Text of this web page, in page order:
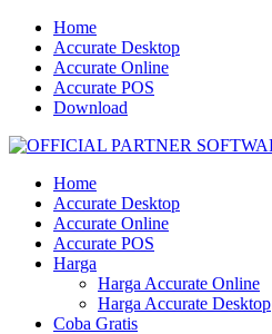
Home
Accurate Desktop
Accurate Online
Accurate POS
Download
Home
Accurate Desktop
Accurate Online
Accurate POS
Harga
Harga Accurate Online
Harga Accurate Desktop
Coba Gratis